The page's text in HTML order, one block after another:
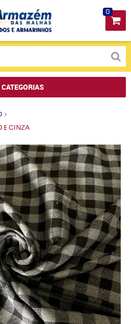
0
CATEGORIAS
E CINZA